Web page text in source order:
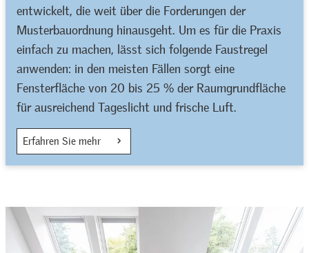
entwickelt, die weit über die Forderungen der
Musterbauordnung hinausgeht. Um es für die Praxis
einfach zu machen, lässt sich folgende Faustregel
anwenden: in den meisten Fällen sorgt eine
Fensterfläche von 20 bis 25 % der Raumgrundfläche
für ausreichend Tageslicht und frische Luft.
Erfahren Sie mehr